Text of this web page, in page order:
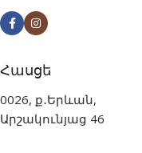
Հասցե
0026, ք․Երևան,
Արշակունյաց 46